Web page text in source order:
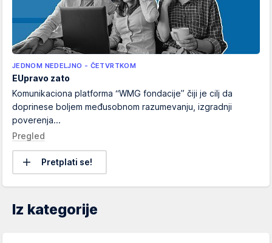
JEDNOM NEDELJNO - ČETVRTKOM
EUpravo zato
Komunikaciona platforma “WMG fondacije” čiji je cilj da
doprinese boljem međusobnom razumevanju, izgradnji
poverenja...
Pregled
Pretplati se!
Iz kategorije